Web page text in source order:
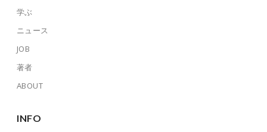
学ぶ
ニュース
JOB
著者
ABOUT
INFO